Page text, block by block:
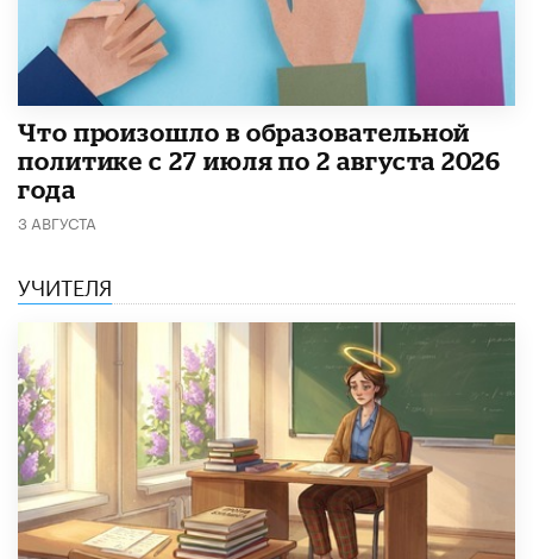
​Что произошло в образовательной
политике с 27 июля по 2 августа 2026
года
3 АВГУСТА
УЧИТЕЛЯ